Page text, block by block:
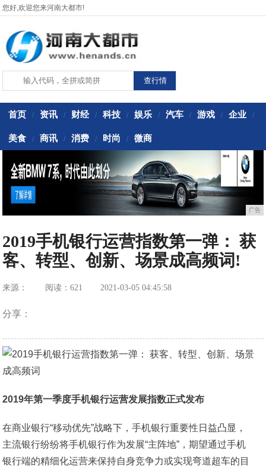
您好,欢迎您来河南大都市!
首页 / 资讯 / 财经 / 科技 / 娱乐 / 汽车 / 游戏 / 企业 /
美食 / 商讯 / 消费 / 时尚 / 微商
广告
2019手机银行运营指数第一弹： 获
客、转型、创新、场景成高频词!
来源： 阅读：621 2021-03-05 04:45:58
分享：
2019年第一季度手机银行运营发展指数正式发布
在商业银行“移动优先”战略下，手机银行重要性日益凸显，
主流银行纷纷将手机银行作为发展“主阵地”，期望通过手机
银行端的精细化运营来保持自身竞争力或实现弯道超车的目